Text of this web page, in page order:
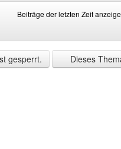
Beiträge der letzten Zeit
der
letzten
Zeit
by
gesperrt.
Dieses